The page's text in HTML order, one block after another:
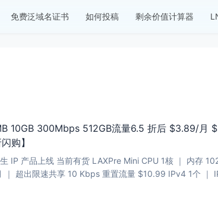
免费泛域名证书 如何投稿 剩余价值计算器
10GB 300Mbps 512GB流量6.5 折后 $3.89/月
购】
1核 ｜ 内存 1024 M 硬盘 10 GB ｜
｜ 超出限速共享 10 Kbps 重置流量 $10.99 IPv4 1个 ｜